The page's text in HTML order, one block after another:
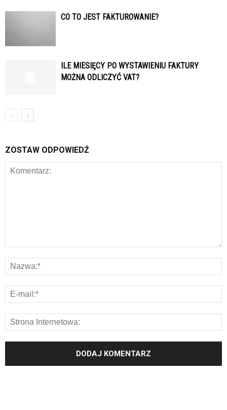
CO TO JEST FAKTUROWANIE?
ILE MIESIĘCY PO WYSTAWIENIU FAKTURY
MOŻNA ODLICZYĆ VAT?
ZOSTAW ODPOWIEDŹ